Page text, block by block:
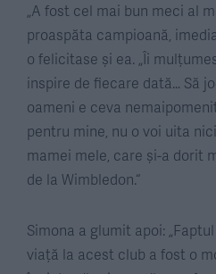
„A fost cel mai bun meci al
proaspăta campioană,
o felicitase și ea. „Îi
inspire de fiecare dată… Să
oameni e ceva
pentru mine, nu o voi uita
mamei mele, care și-a dorit
de la Wimbledon.“
Simona a glumit apoi:
viață la acest club a fost o